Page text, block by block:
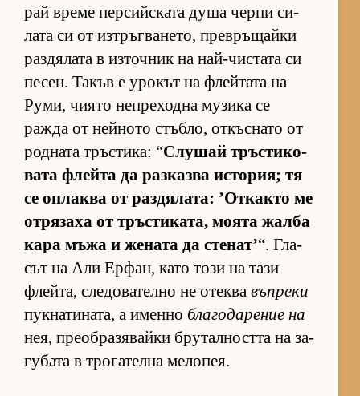
рай време пер­сийс­ката душа черпи си­
лата си от из­т­ръг­ва­не­то, прев­ръ­щайки
раз­дя­лата в из­точ­ник на най-чис­тата си
пе­сен. Та­къв е уро­кът на флей­тата на
Ру­ми, чи­ято неп­ре­ходна му­зика се
ражда от ней­ното стъб­ло, от­къс­нато от
род­ната тръс­ти­ка: “Слу­шай тръс­ти­ко­
вата флейта да раз­казва ис­то­рия; тя
се оп­лаква от раз­дя­ла­та: ’От­както ме
от­ря­заха от тръс­ти­ка­та, мо­ята жалба
кара мъжа и же­ната да сте­нат’“. Гла­
сът на Али Ер­фан, като този на тази
флей­та, сле­до­ва­телно не отеква въпреки
пук­на­ти­на­та, а именно бла­го­да­ре­ние на
нея, пре­об­ра­зя­вайки бру­тал­ността на за­
гу­бата в тро­га­телна ме­ло­пея.